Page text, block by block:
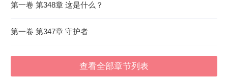
第一卷 第348章 这是什么？
第一卷 第347章 守护者
查看全部章节列表